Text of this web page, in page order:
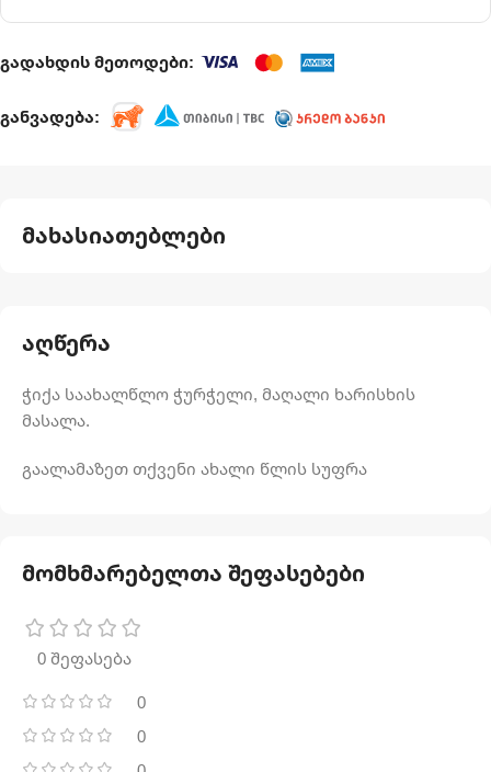
გადახდის მეთოდები:
განვადება:
აღწერა
ჭიქა საახალწლო ჭურჭელი, მაღალი ხარისხის
მასალა.
გაალამაზეთ თქვენი ახალი წლის სუფრა
მახასიათებლები
მომხმარებელთა შეფასებები
0 შეფასება
0
0